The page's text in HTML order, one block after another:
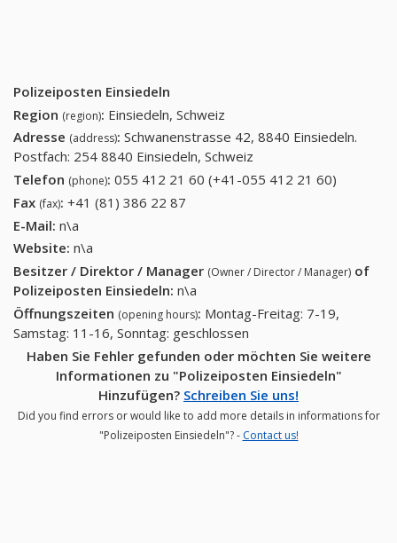
Polizeiposten Einsiedeln
Region (region): Einsiedeln, Schweiz
Adresse (address): Schwanenstrasse 42, 8840 Einsiedeln.
Postfach: 254 8840 Einsiedeln, Schweiz
Telefon (phone): 055 412 21 60 (+41-055 412 21 60)
Fax (fax): +41 (81) 386 22 87
E-Mail: n\a
Website: n\a
Besitzer / Direktor / Manager (Owner / Director / Manager) of
Polizeiposten Einsiedeln: n\a
Öffnungszeiten (opening hours): Montag-Freitag: 7-19,
Samstag: 11-16, Sonntag: geschlossen
Haben Sie Fehler gefunden oder möchten Sie weitere
Informationen zu "Polizeiposten Einsiedeln"
Hinzufügen? Schreiben Sie uns!
Did you find errors or would like to add more details in informations for
"Polizeiposten Einsiedeln"? - Contact us!